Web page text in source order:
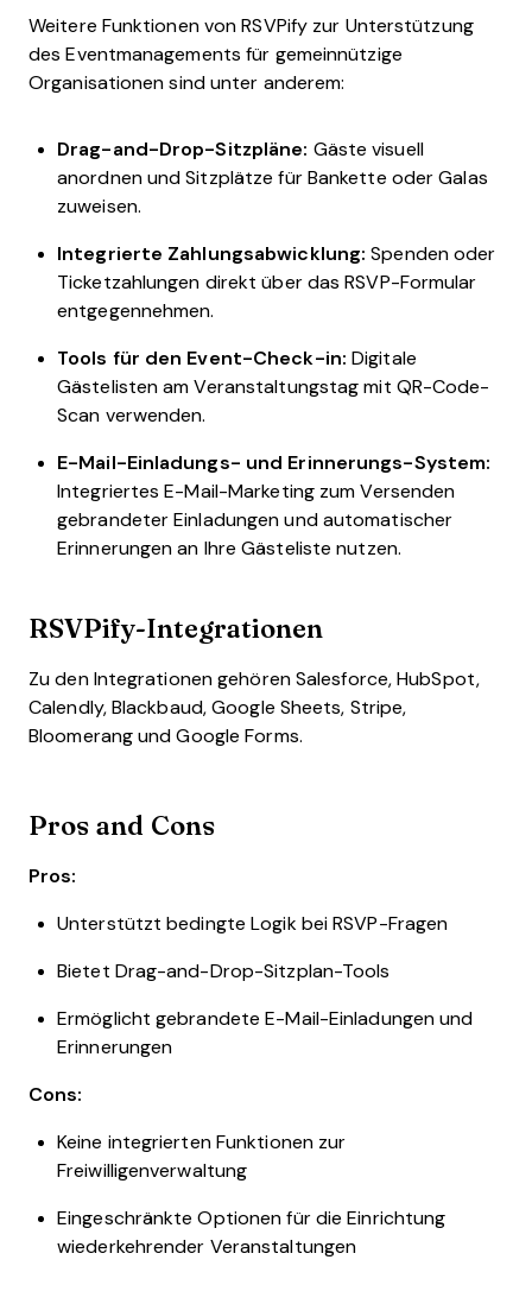
Weitere Funktionen von RSVPify zur Unterstützung
des Eventmanagements für gemeinnützige
Organisationen sind unter anderem:
Drag-and-Drop-Sitzpläne: Gäste visuell
anordnen und Sitzplätze für Bankette oder Galas
zuweisen.
Integrierte Zahlungsabwicklung: Spenden oder
Ticketzahlungen direkt über das RSVP-Formular
entgegennehmen.
Tools für den Event-Check-in: Digitale
Gästelisten am Veranstaltungstag mit QR-Code-
Scan verwenden.
E-Mail-Einladungs- und Erinnerungs-System:
Integriertes E-Mail-Marketing zum Versenden
gebrandeter Einladungen und automatischer
Erinnerungen an Ihre Gästeliste nutzen.
RSVPify-Integrationen
Zu den Integrationen gehören Salesforce, HubSpot,
Calendly, Blackbaud, Google Sheets, Stripe,
Bloomerang und Google Forms.
Pros and Cons
Pros:
Unterstützt bedingte Logik bei RSVP-Fragen
Bietet Drag-and-Drop-Sitzplan-Tools
Ermöglicht gebrandete E-Mail-Einladungen und
Erinnerungen
Cons:
Keine integrierten Funktionen zur
Freiwilligenverwaltung
Eingeschränkte Optionen für die Einrichtung
wiederkehrender Veranstaltungen